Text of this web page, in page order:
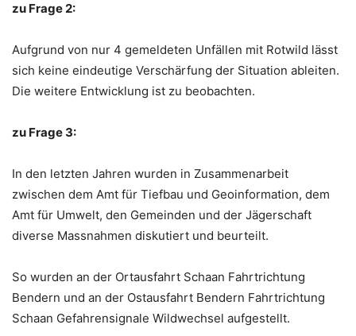
zu Frage 2:
Aufgrund von nur 4 gemeldeten Unfällen mit Rotwild lässt
sich keine eindeutige Verschärfung der Situation ableiten.
Die weitere Entwicklung ist zu beobachten.
zu Frage 3:
In den letzten Jahren wurden in Zusammenarbeit
zwischen dem Amt für Tiefbau und Geoinformation, dem
Amt für Umwelt, den Gemeinden und der Jägerschaft
diverse Massnahmen diskutiert und beurteilt.
So wurden an der Ortausfahrt Schaan Fahrtrichtung
Bendern und an der Ostausfahrt Bendern Fahrtrichtung
Schaan Gefahrensignale Wildwechsel aufgestellt.